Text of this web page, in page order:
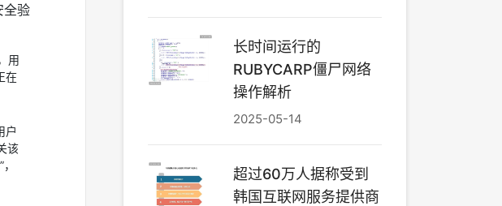
全验
用
在
户
该
长时间运行的
RUBYCARP僵尸网络
操作解析
2025-05-14
超过60万人据称受到
韩国互联网服务提供商